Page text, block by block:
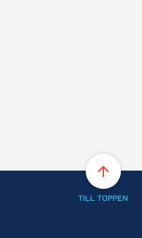
arrow_upward
TILL TOPPEN